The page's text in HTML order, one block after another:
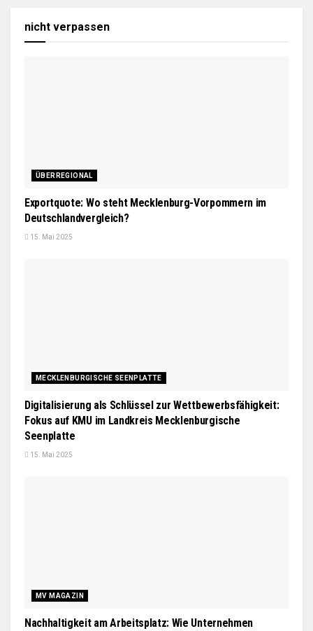
nicht verpassen
ÜBERREGIONAL
Exportquote: Wo steht Mecklenburg-Vorpommern im
Deutschlandvergleich?
15. Mai 2025
MECKLENBURGISCHE SEENPLATTE
Digitalisierung als Schlüssel zur Wettbewerbsfähigkeit:
Fokus auf KMU im Landkreis Mecklenburgische
Seenplatte
15. Mai 2025
MV MAGAZIN
Nachhaltigkeit am Arbeitsplatz: Wie Unternehmen